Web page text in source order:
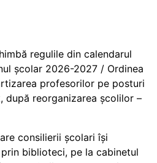
regulile din calendarul
școlar 2026-2027 / Ordinea
profesorilor pe posturi
după reorganizarea școlilor –
consilierii școlari își
biblioteci, pe la cabinetul